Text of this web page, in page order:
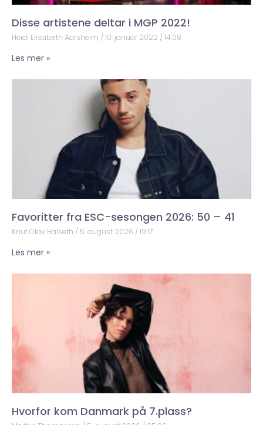
Disse artistene deltar i MGP 2022!
Heidi Elisabeth Aarsheim 10. januar 2022 14:08
Les mer »
Favoritter fra ESC-sesongen 2026: 50 – 41
Knut Olav Halseth 5. august 2026 19:17
Les mer »
Hvorfor kom Danmark på 7.plass?